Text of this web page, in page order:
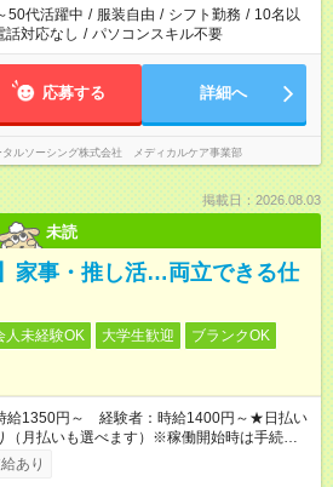
50代活躍中 / 服装自由 / シフト勤務 / 10名以
話対応なし / パソコンスキル不要
応募する 詳細へ
タルソーシング株式会社 メディカルケア事業部
掲載日：2026.08.03
未読
家事・推し活…両立できる仕
人未経験OK 大学生歓迎
ブランクOK
給1350円～ 経験者：時給1400円～★日払い
（月払いも選べます）※稼働開始時は手続き完
となります。
あり